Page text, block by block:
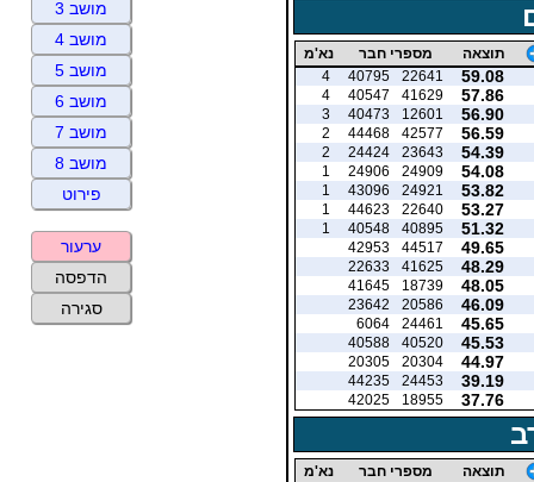
תוצאה מספרי חבר נא'מ
59.08
22641
40795
4
57.86
41629
40547
4
56.90
12601
40473
3
56.59
42577
44468
2
54.39
23643
24424
2
54.08
24909
24906
1
53.82
24921
43096
1
53.27
22640
44623
1
51.32
40895
40548
1
49.65
44517
42953
48.29
41625
22633
48.05
18739
41645
46.09
20586
23642
45.65
24461
6064
45.53
40520
40588
44.97
20304
20305
39.19
24453
44235
37.76
18955
42025
תוצאה מספרי חבר נא'מ
מושב 3
מושב 4
מושב 5
מושב 6
מושב 7
מושב 8
פירוט
ערעור
הדפסה
סגירה